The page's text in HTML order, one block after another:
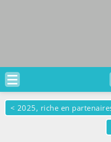
< 2025, riche en